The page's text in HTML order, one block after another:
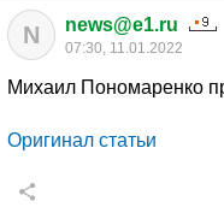
N news@e1.ru
07:30, 11.01.2022
Михаил Пономаренко
Оригинал статьи